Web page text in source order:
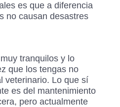
es que a diferencia
no causan desastres
tranquilos y lo
que los tengas no
veterinario. Lo que sí
es del mantenimiento
pero actualmente